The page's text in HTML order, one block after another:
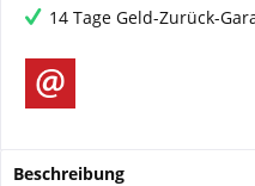
14 Tage Geld-Zurück-
Beschreibung